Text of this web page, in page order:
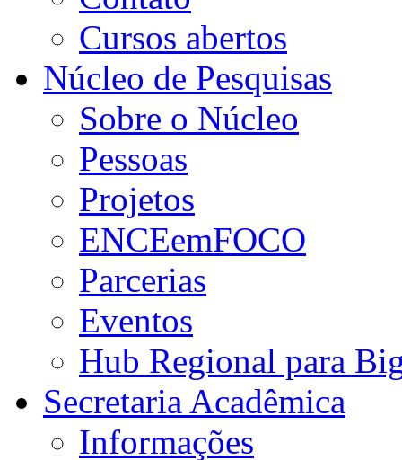
Cursos abertos
Núcleo de Pesquisas
Sobre o Núcleo
Pessoas
Projetos
ENCEemFOCO
Parcerias
Eventos
Hub Regional para
Secretaria Acadêmica
Informações